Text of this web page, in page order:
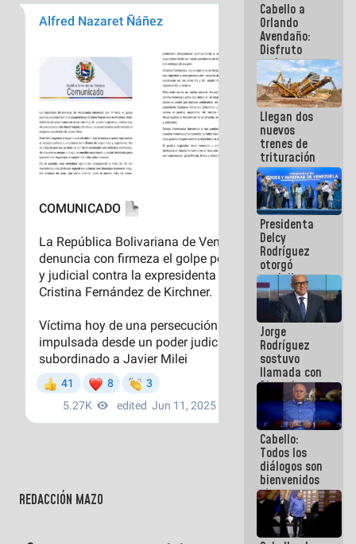
REDACCIÓN MAZO
Cabello a
Orlando
Avendaño:
Disfruto
cada vez
que escribes
porque lo
que haces
es
embarrarla
Llegan dos
nuevos
trenes de
trituración
para
optimizar
manejo de
escombros
en La Guaira
Presidenta
Delcy
Rodríguez
otorgó
medalla
"Héroe de
Venezuela"
a servidores
públicos
Jorge
Rodríguez
sostuvo
llamada con
Dinorah
Figuera y
acuerdan
primer
encuentro
presencial
para el
diálogo
Cabello:
Todos los
diálogos son
bienvenidos
siempre que
estén en el
marco de la
Constitución